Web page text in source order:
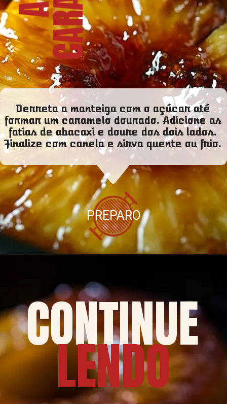
Derreta a manteiga com o açúcar até
formar um caramelo dourado. Adicione as
fatias de abacaxi e doure dos dois lados.
Finalize com canela e sirva quente ou frio.
PREPARO
CONTINUE
LENDO